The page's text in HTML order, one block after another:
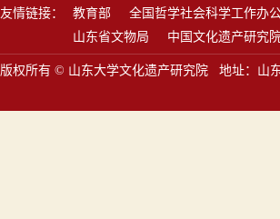
友情链接： 教育部
全国哲学社会科学工作办
山东省文物局
中国文化遗产研究
版权所有 © 山东大学文化遗产研究院 地址：山